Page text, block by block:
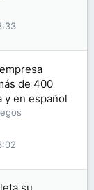
de 400
y en español